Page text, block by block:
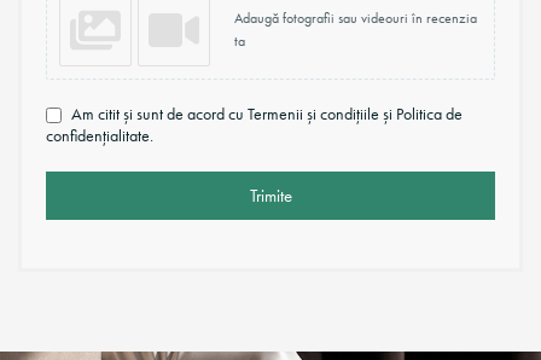
Adaugă fotografii sau videouri în recenzia
ta
Am citit și sunt de acord cu Termenii și condițiile și Politica de
confidențialitate.
Trimite